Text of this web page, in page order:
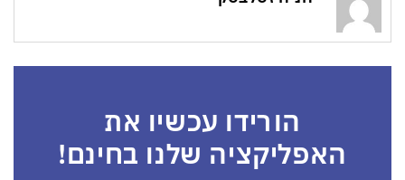
הורידו עכשיו את
האפליקציה שלנו בחינם!